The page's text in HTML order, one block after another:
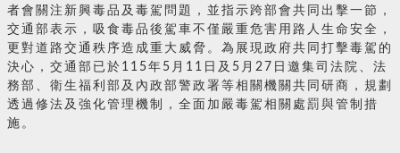
者會關注新興毒品及毒駕問題，並指示跨部會共同出擊一節，
交通部表示，吸食毒品後駕車不僅嚴重危害用路人生命安全，
更對道路交通秩序造成重大威脅。為展現政府共同打擊毒駕的
決心，交通部已於115年5月11日及5月27日邀集司法院、法
務部、衛生福利部及內政部警政署等相關機關共同研商，規劃
透過修法及強化管理機制，全面加嚴毒駕相關處罰與管制措
施。